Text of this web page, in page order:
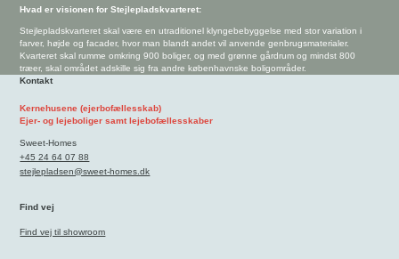
Hvad er visionen for Stejlepladskvarteret:
Stejlepladskvarteret skal være en utraditionel klyngebebyggelse med stor variation i
farver, højde og facader, hvor man blandt andet vil anvende genbrugsmaterialer.
Kvarteret skal rumme omkring 900 boliger, og med grønne gårdrum og mindst 800
træer, skal området adskille sig fra andre københavnske boligområder.
Kontakt
Kernehusene (ejerbofællesskab)
Ejer- og lejeboliger samt lejebofællesskaber
Sweet-Homes
+45 24 64 07 88
stejlepladsen@sweet-homes.dk
Find vej
Find vej til showroom